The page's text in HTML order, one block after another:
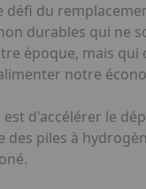
défi du
durables qui ne
époque, mais qui
notre
d'accélérer le
des piles à